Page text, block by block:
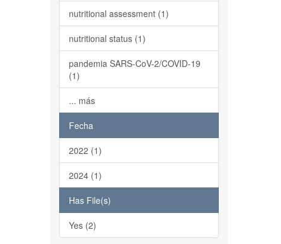
nutritional assessment (1)
nutritional status (1)
pandemia SARS-CoV-2/COVID-19
(1)
... más
Fecha
2022 (1)
2024 (1)
Has File(s)
Yes (2)